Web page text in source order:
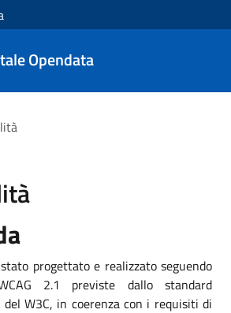
Opendata
progettato e realizzato seguendo
2.1 previste dallo standard
W3C, in coerenza con i requisiti di